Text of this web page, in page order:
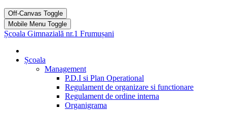
Off-Canvas Toggle
Mobile Menu Toggle
Școala Gimnazială nr.1 Frumușani
Școala
Management
P.D.I si Plan Operational
Regulament de organizare si functionare
Regulament de ordine interna
Organigrama